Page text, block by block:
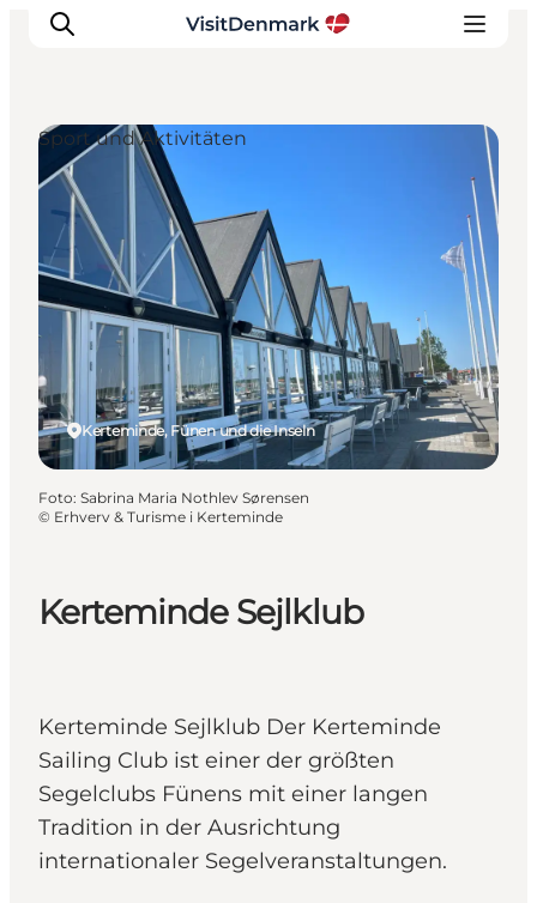
Inspiration
Regionen
Erlebnisse
Unterkünfte
Reiseplanung
Kerteminde Sejlklub
Kerteminde Sejlklub Der Kerteminde
Sailing Club ist einer der größten
Segelclubs Fünens mit einer langen
Tradition in der Ausrichtung
internationaler Segelveranstaltungen.
Kerteminde, Fünen und die Inseln
Sport und Aktivitäten
Foto: Sabrina Maria Nothlev Sørensen
© Erhverv & Turisme i Kerteminde